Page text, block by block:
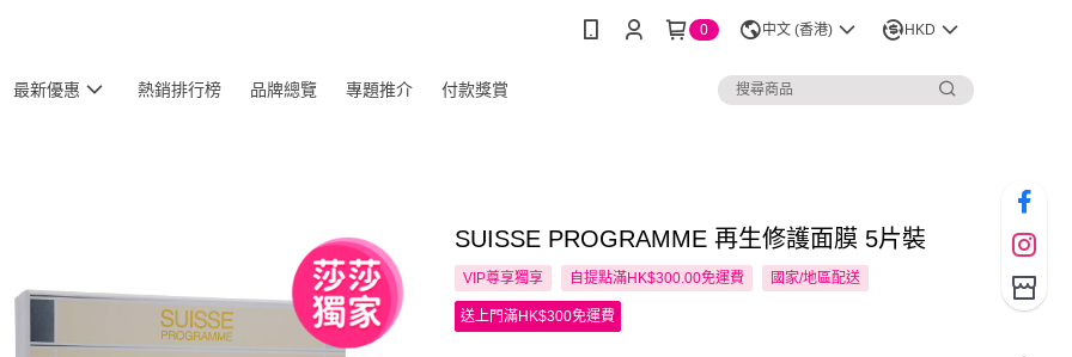
0 中文 (香港) HKD
最新優惠 熱銷排行榜 品牌總覽 專題推介 付款獎賞
SUISSE PROGRAMME 再生修護面膜 5片裝
VIP尊享獨享 自提點滿HK$300.00免運費 國家/地區配送
送上門滿HK$300免運費